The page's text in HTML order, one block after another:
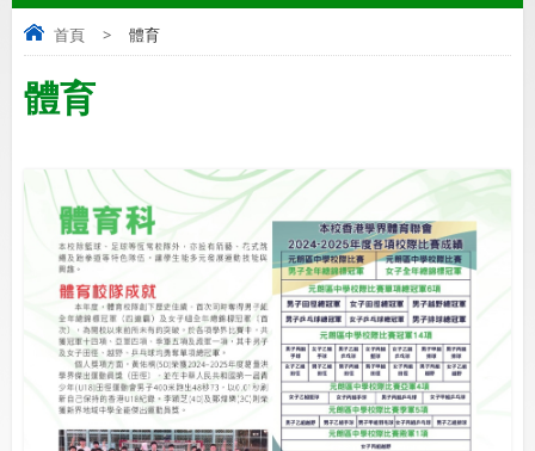
首頁 > 體育
體育